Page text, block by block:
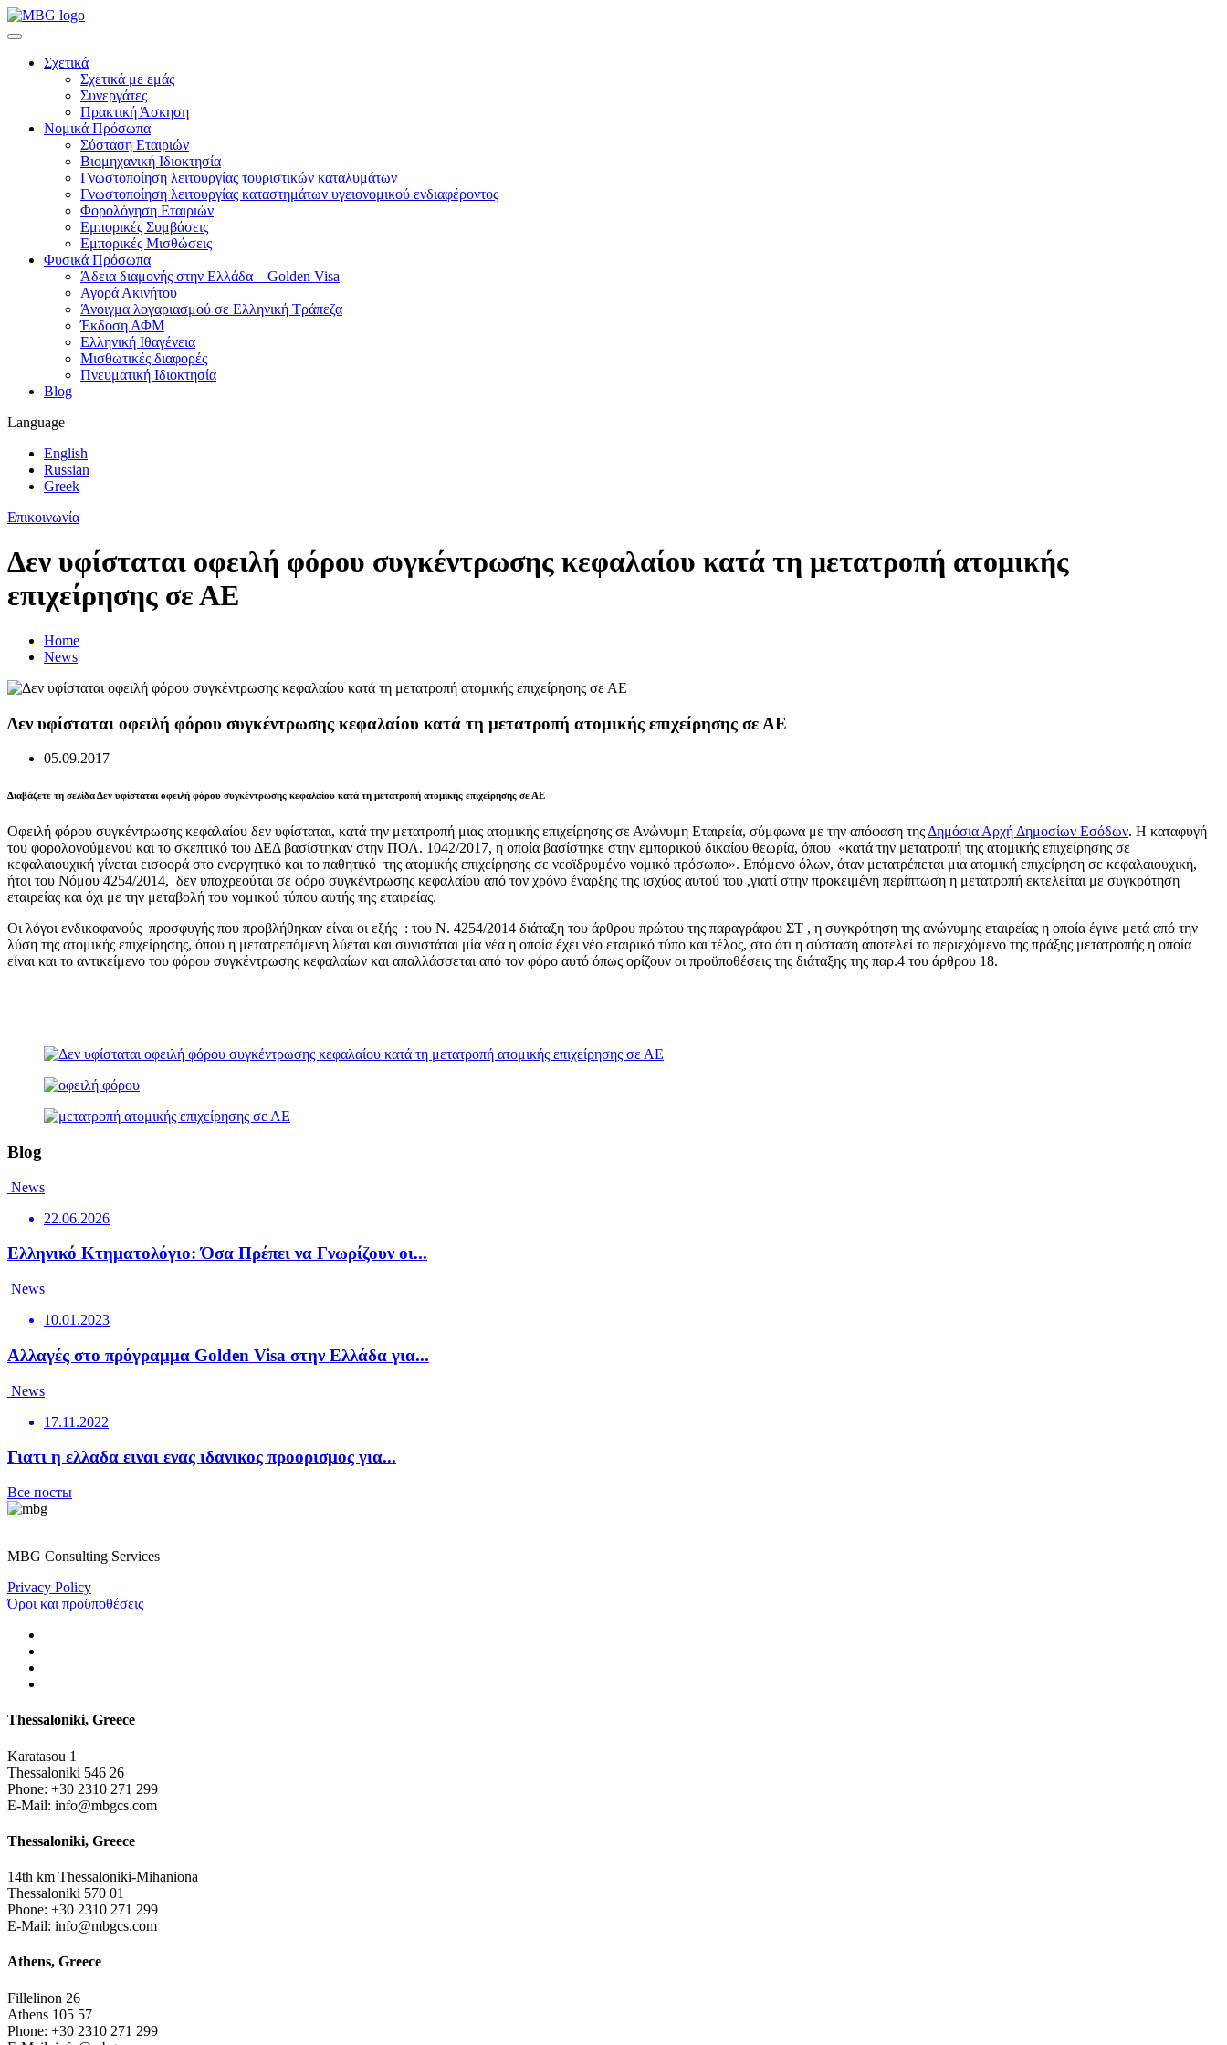
Σχετικά
Σχετικά με εμάς
Συνεργάτες
Πρακτική Άσκηση
Νομικά Πρόσωπα
Σύσταση Εταιριών
Βιομηχανική Ιδιοκτησία
Γνωστοποίηση λειτουργίας τουριστικών καταλυμάτων
Γνωστοποίηση λειτουργίας καταστημάτων υγειονομικού ενδιαφέροντος
Φορολόγηση Εταιριών
Εμπορικές Συμβάσεις
Εμπορικές Μισθώσεις
Φυσικά Πρόσωπα
Άδεια διαμονής στην Ελλάδα – Golden Visa
Αγορά Ακινήτου
Άνοιγμα λογαριασμού σε Ελληνική Τράπεζα
Έκδοση ΑΦΜ
Ελληνική Ιθαγένεια
Μισθωτικές διαφορές
Πνευματική Ιδιοκτησία
Blog
Language
English
Russian
Greek
Επικοινωνία
Δεν υφίσταται οφειλή φόρου συγκέντρωσης κεφαλαίου κατά τη μετατροπή ατομικής
επιχείρησης σε ΑΕ
Home
News
Δεν υφίσταται οφειλή φόρου συγκέντρωσης κεφαλαίου κατά τη μετατροπή ατομικής επιχείρησης σε ΑΕ
05.09.2017
Διαβάζετε τη σελίδα Δεν υφίσταται οφειλή φόρου συγκέντρωσης κεφαλαίου κατά τη μετατροπή ατομικής επιχείρησης σε ΑΕ
Οφειλή φόρου συγκέντρωσης κεφαλαίου δεν υφίσταται, κατά την μετατροπή μιας ατομικής επιχείρησης σε Ανώνυμη Εταιρεία, σύμφωνα με την απόφαση της Δημόσια Αρχή Δημοσίων Εσόδων. Η καταφυγή
του φορολογούμενου και το σκεπτικό του ΔΕΔ βασίστηκαν στην ΠΟΛ. 1042/2017, η οποία βασίστηκε στην εμπορικού δικαίου θεωρία, όπου «κατά την μετατροπή της ατομικής επιχείρησης σε
κεφαλαιουχική γίνεται εισφορά στο ενεργητικό και το παθητικό της ατομικής επιχείρησης σε νεοϊδρυμένο νομικό πρόσωπο». Επόμενο όλων, όταν μετατρέπεται μια ατομική επιχείρηση σε κεφαλαιουχική,
ήτοι του Νόμου 4254/2014, δεν υποχρεούται σε φόρο συγκέντρωσης κεφαλαίου από τον χρόνο έναρξης της ισχύος αυτού του ,γιατί στην προκειμένη περίπτωση η μετατροπή εκτελείται με συγκρότηση
εταιρείας και όχι με την μεταβολή του νομικού τύπου αυτής της εταιρείας.
Οι λόγοι ενδικοφανούς προσφυγής που προβλήθηκαν είναι οι εξής : του Ν. 4254/2014 διάταξη του άρθρου πρώτου της παραγράφου ΣΤ , η συγκρότηση της ανώνυμης εταιρείας η οποία έγινε μετά από την
λύση της ατομικής επιχείρησης, όπου η μετατρεπόμενη λύεται και συνιστάται μία νέα η οποία έχει νέο εταιρικό τύπο και τέλος, στο ότι η σύσταση αποτελεί το περιεχόμενο της πράξης μετατροπής η οποία
είναι και το αντικείμενο του φόρου συγκέντρωσης κεφαλαίων και απαλλάσσεται από τον φόρο αυτό όπως ορίζουν οι προϋποθέσεις της διάταξης της παρ.4 του άρθρου 18.
Blog
News
22.06.2026
Ελληνικό Κτηματολόγιο: Όσα Πρέπει να Γνωρίζουν οι...
News
10.01.2023
Αλλαγές στο πρόγραμμα Golden Visa στην Ελλάδα για...
News
17.11.2022
Γιατι η ελλαδα ειναι ενας ιδανικος προορισμος για...
Все посты
MBG Consulting Services
Privacy Policy
Όροι και προϋποθέσεις
Thessaloniki, Greece
Karatasou 1
Thessaloniki 546 26
Phone: +30 2310 271 299
E-Mail: info@mbgcs.com
Thessaloniki, Greece
14th km Thessaloniki-Mihaniona
Thessaloniki 570 01
Phone: +30 2310 271 299
E-Mail: info@mbgcs.com
Athens, Greece
Fillelinon 26
Athens 105 57
Phone: +30 2310 271 299